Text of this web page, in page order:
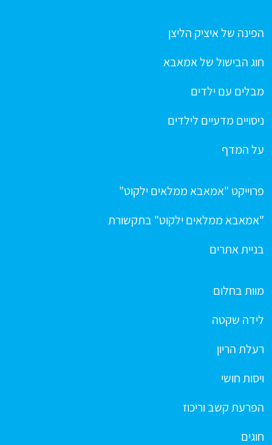
הפינה של איציק הליצן
חוג הבישול של אמאבא
מבלים עם ילדים
ניסויים מדעיים לילדים
על המדף
פרוייקט "אמאבא ממלאים ילקוט"
"אמאבא ממלאים ילקוט" בתקשורת
בניית אתרים
מוות בחלום
לידה שקטה
רעלת הריון
ויסות חושי
הפרעת קשב וריכוז
חוגים